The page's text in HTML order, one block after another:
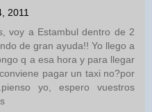
2011
voy a Estambul dentro de 2
de gran ayuda!! Yo llego a
q a esa hora y para llegar
pagar un taxi no?por
yo, espero vuestros